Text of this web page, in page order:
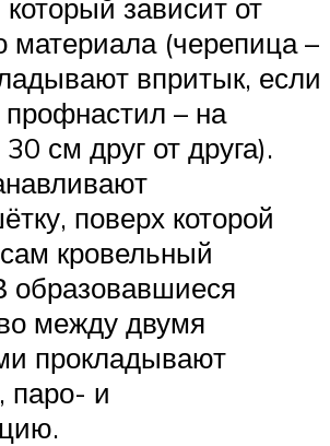
зависит от
материала (черепица –
впритык, если
– на
см друг от друга).
поверх которой
кровельный
образовавшиеся
между двумя
прокладывают
паро- и